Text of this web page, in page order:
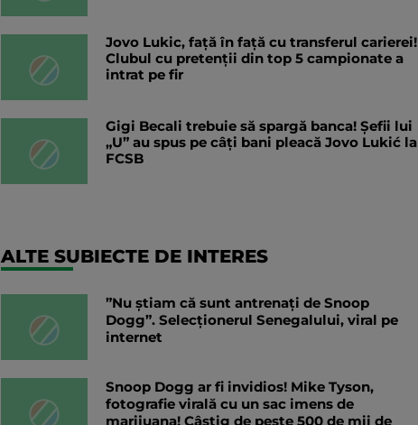
Jovo Lukic, față în față cu transferul carierei!
Clubul cu pretenții din top 5 campionate a
intrat pe fir
Gigi Becali trebuie să spargă banca! Șefii lui
„U” au spus pe câți bani pleacă Jovo Lukić la
FCSB
ALTE SUBIECTE DE INTERES
”Nu știam că sunt antrenați de Snoop
Dogg”. Selecționerul Senegalului, viral pe
internet
Snoop Dogg ar fi invidios! Mike Tyson,
fotografie virală cu un sac imens de
marijuana! Câștig de peste 500 de mii de